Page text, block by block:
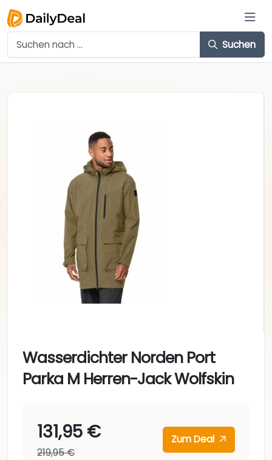
Suchen
Wasserdichter Norden Port
Parka M Herren-Jack Wolfskin
131,95 €
219,95 €
Zum Deal